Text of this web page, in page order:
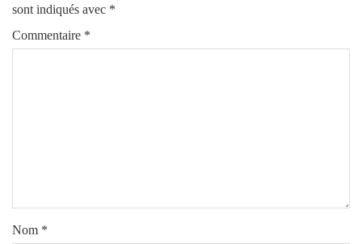
sont indiqués avec *
Commentaire *
Nom *